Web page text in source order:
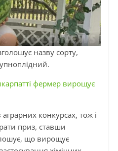
назву сорту,
фермер вирощує
конкурсах, тож і
приз, ставши
що вирощує